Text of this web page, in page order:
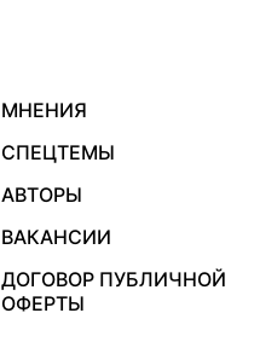
МНЕНИЯ
СПЕЦТЕМЫ
АВТОРЫ
ВАКАНСИИ
ДОГОВОР ПУБЛИЧНОЙ
ОФЕРТЫ